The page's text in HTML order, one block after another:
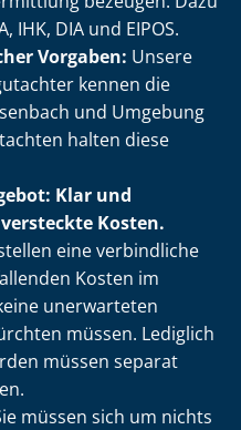
IHK, DIA und EIPOS.
Vorgaben: Unsere
kennen die
und Umgebung
halten diese
Klar und
Kosten.
eine verbindliche
Kosten im
unerwarteten
müssen. Lediglich
müssen separat
müssen sich um nichts